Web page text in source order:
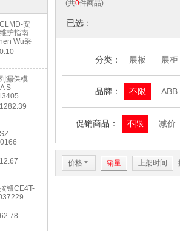
安
护指南
Wu采
版
漏保模
S-
钮CE4T-
(共0件商品)
已选：
分类： 展板 展柜
品牌： 不限 ABB
促销商品： 不限 减价
价格 6 销量 上架时间